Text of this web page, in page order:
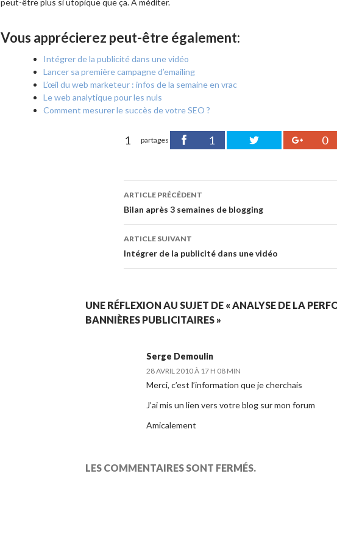
peut-être plus si utopique que ça. A méditer.
Vous apprécierez peut-être également:
Intégrer de la publicité dans une vidéo
Lancer sa première campagne d’emailing
L’œil du web marketeur : infos de la semaine en vrac
Le web analytique pour les nuls
Comment mesurer le succès de votre SEO ?
1 partages 1 0
ARTICLE PRÉCÉDENT
Bilan après 3 semaines de blogging
ARTICLE SUIVANT
Intégrer de la publicité dans une vidéo
UNE RÉFLEXION AU SUJET DE « ANALYSE DE LA
BANNIÈRES PUBLICITAIRES »
Serge Demoulin
28 AVRIL 2010 À 17 H 08 MIN
Merci, c’est l’information que je cherchais
J’ai mis un lien vers votre blog sur mon forum
Amicalement
LES COMMENTAIRES SONT FERMÉS.